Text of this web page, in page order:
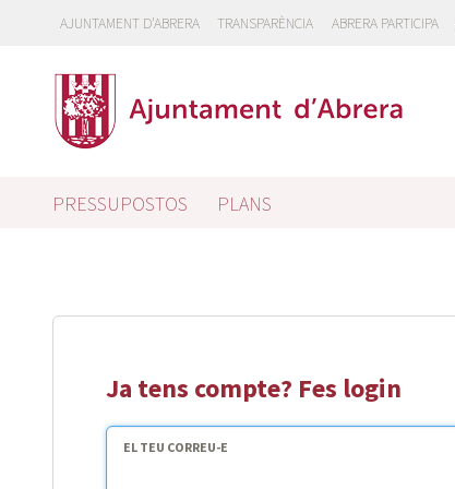
AJUNTAMENT D'ABRERA TRANSPARÈNCIA ABRERA PARTICIPA
PRESSUPOSTOS PLANS
Ja tens compte? Fes login
EL TEU CORREU-E